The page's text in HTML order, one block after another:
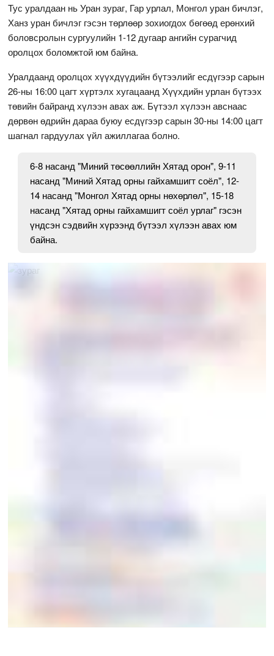
Тус уралдаан нь Уран зураг, Гар урлал, Монгол уран бичлэг,
Ханз уран бичлэг гэсэн төрлөөр зохиогдох бөгөөд ерөнхий
боловсролын сургуулийн 1-12 дугаар ангийн сурагчид
оролцох боломжтой юм байна.
Уралдаанд оролцох хүүхдүүдийн бүтээлийг есдүгээр сарын
26-ны 16:00 цагт хүртэлх хугацаанд Хүүхдийн урлан бүтээх
төвийн байранд хүлээн авах аж. Бүтээл хүлээн авснаас
дөрвөн өдрийн дараа буюу есдүгээр сарын 30-ны 14:00 цагт
шагнал гардуулах үйл ажиллагаа болно.
6-8 насанд "Миний төсөөллийн Хятад орон", 9-11
насанд "Миний Хятад орны гайхамшигт соёл", 12-
14 насанд "Монгол Хятад орны нөхөрлөл", 15-18
насанд "Хятад орны гайхамшигт соёл урлаг" гэсэн
үндсэн сэдвийн хүрээнд бүтээл хүлээн авах юм
байна.